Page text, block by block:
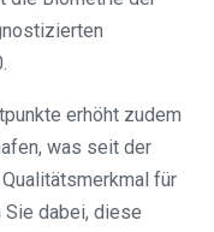
erhöht zudem
was seit der
für
dabei, diese